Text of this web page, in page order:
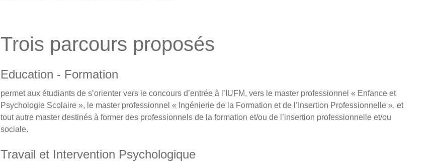
Trois parcours proposés
Education - Formation
permet aux étudiants de s’orienter vers le concours d’entrée à l’IUFM, vers le master professionnel « Enfance et
Psychologie Scolaire », le master professionnel « Ingénierie de la Formation et de l’Insertion Professionnelle », et
tout autre master destinés à former des professionnels de la formation et/ou de l’insertion professionnelle et/ou
sociale.
Travail et Intervention Psychologique